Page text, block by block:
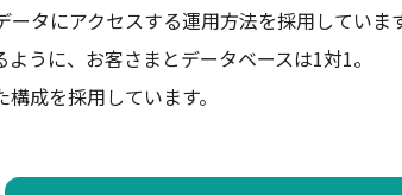
タにアクセスする運用方法を採用しています
うに、お客さまとデータベースは1対1。
成を採用しています。